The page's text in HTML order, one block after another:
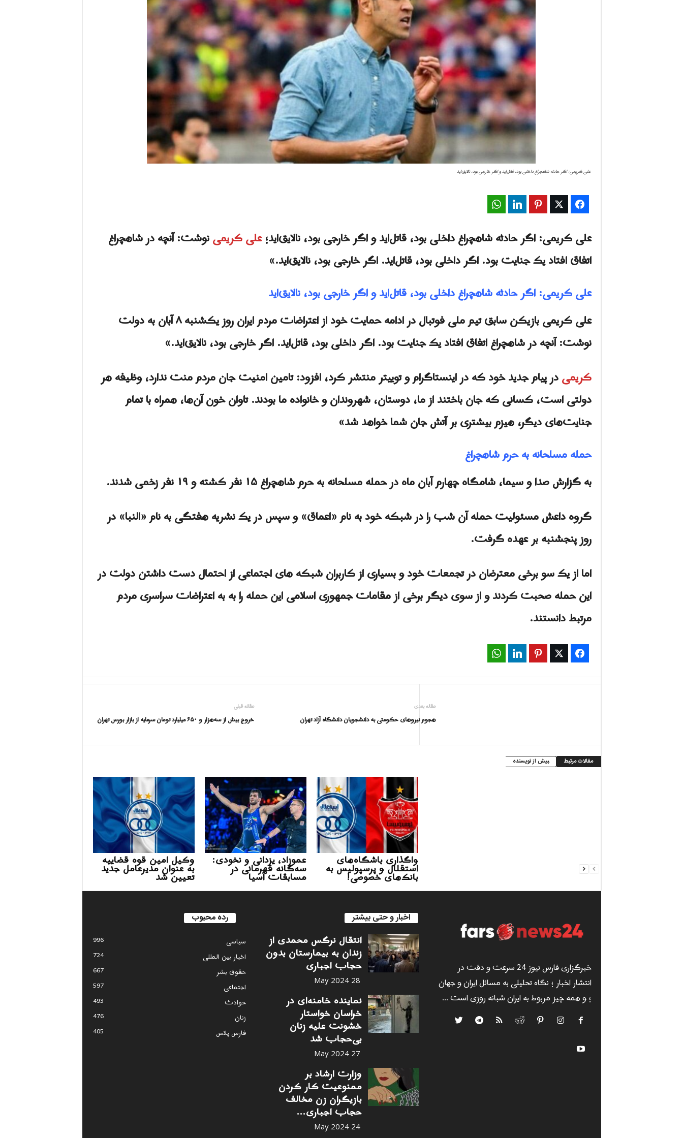
ف
ا
ر
س
ن
ی
ز
4
علی کریمی: اگر حادثه شاهچراغ داخلی بود، قاتل‌اید و اگر خارجی بود، نالایق‌اید
Facebook
Twitter
Pinterest
LinkedIn
علی کریمی: اگر حادثه شاهچراغ داخلی بود، قاتل‌اید و اگر خارجی بود، نالایق‌اید؛علی کریمینوشت: آنچه در شاهچراغ
اتفاق افتاد یک جنایت بود. اگر داخلی بود، قاتل‌اید. اگر خارجی بود، نالایق‌اید.»
علی کریمی: اگر حادثه شاهچراغ داخلی بود، قاتل‌اید و اگر خارجی بود، نالایق‌اید
علی کریمی بازیکن سابق تیم ملی فوتبال در ادامه حمایت خود از اعتراضات مردم ایران روز یکشنبه ۸ آبان به دولت
نوشت: آنچه در شاهچراغ اتفاق افتاد یک جنایت بود. اگر داخلی بود، قاتل‌اید. اگر خارجی بود، نالایق‌اید.»
کریمیدر پیام جدید خود که در اینستاگرام و توییتر منتشر کرد، افزود: تامین امنیت جان مردم منت ندارد، وظیفه هر
دولتی است، کسانی که جان باختند از ما، دوستان، شهروندان و خانواده ما بودند. تاوان خون آن‌ها، همراه با تمام
جنایت‌های دیگر، هیزم بیشتری بر آتش جان شما خواهد شد»
حمله مسلحانه به حرم شاهچراغ
به گزارش صدا و سیما، شامگاه چهارم آبان ماه در حمله مسلحانه به حرم شاهچراغ ۱۵ نفر کشته و ۱۹ نفر زخمی شدند.
گروه داعش مسئولیت حمله آن شب را در شبکه خود به نام «اعماق» و سپس در یک نشریه هفتگی به نام «النبا» در
روز پنجشنبه بر عهده گرفت.
اما از یک سو برخی معترضان در تجمعات خود و بسیاری از کاربران شبکه های اجتماعی از احتمال دست داشتن دولت در
این حمله صحبت کردند و از سوی دیگر برخی از مقامات جمهوری اسلامی این حمله را به به اعتراضات سراسری مردم
مرتبط دانستند.
Facebook
Twitter
Pinterest
LinkedIn
مقاله قبلی
خروج بیش از سه‌هزار و ۶۵۰ میلیارد تومان سرمایه از بازار بورس تهران
مقاله بعدی
هجوم نیروهای حکومتی به دانشجویان دانشگاه آزاد تهران
مقالات مرتبط بیش از نویسنده
وکیل امین قوه قضاییه
به عنوان مدیرعامل جدید
تعیین شد
عموزاد، یزدانی و نخودی:
سه‌گانه قهرمانی در
مسابقات آسیا
واگذاری باشگاه‌های
استقلال و پرسپولیس به
بانک‌های خصوصی!
خبرگزاری فارس نیوز 24 سرعت و دقت در
انتشار اخبار ؛ نگاه تحلیلی به مسائل ایران و جهان
؛ و همه چیز مربوط به ایران شبانه روزی است ...
اخبار و حتی بیشتر
انتقال نرگس محمدی از
زندان به بیمارستان بدون
حجاب اجباری
28 May 2024
نماینده خامنه‌ای در
خراسان خواستار
خشونت علیه زنان
بی‌حجاب شد
27 May 2024
وزارت ارشاد بر
ممنوعیت کار کردن
بازیگران زن مخالف
حجاب اجباری...
24 May 2024
رده محبوب
سياسى
996
اخبار بین المللی
724
حقوق بشر
667
اجتماعی
597
حوادث
493
زنان
476
فارس پلاس
405